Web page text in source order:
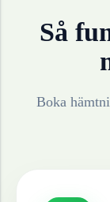
Så
Boka